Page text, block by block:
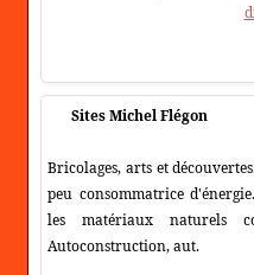
Sites Michel Flégon
Bricolages, arts et
peu consommatrice
les matériaux naturels
Autoconstruction, aut.